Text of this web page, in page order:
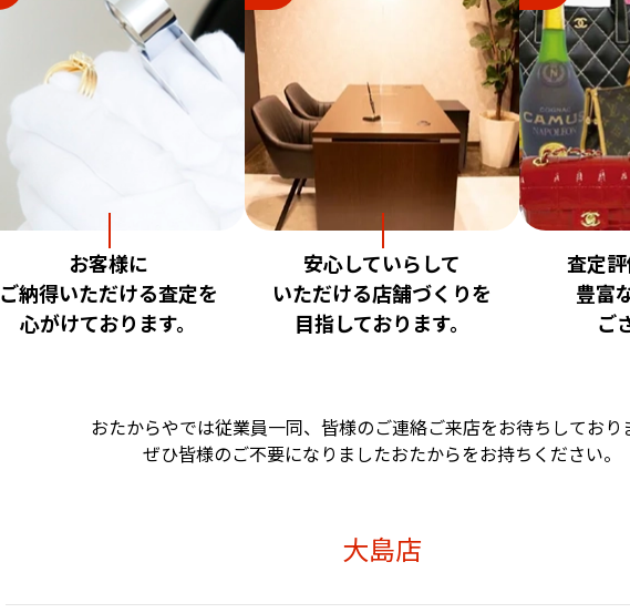
お客様に
ご納得いただける査定を
心がけております。
安心していらして
いただける店舗づくりを
目指しております。
査定
豊富
ご
おたからやでは従業員一同、 皆様のご連絡ご来店をお待ちしており
ぜひ皆様のご不要になりましたおたからをお持ちください。
大島店